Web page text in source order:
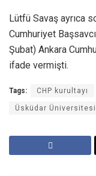
Lütfü Savaş ayrıca
Cumhuriyet
Şubat) Ankara
ifade vermişti.
Tags: CHP kurultayı
Üsküdar Üniversitesi